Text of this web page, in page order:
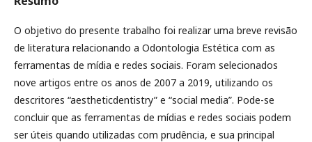
O objetivo do presente trabalho foi realizar uma breve revisão
de literatura relacionando a Odontologia Estética com as
ferramentas de mídia e redes sociais. Foram selecionados
nove artigos entre os anos de 2007 a 2019, utilizando os
descritores “aestheticdentistry” e “social media”. Pode-se
concluir que as ferramentas de mídias e redes sociais podem
ser úteis quando utilizadas com prudência, e sua principal